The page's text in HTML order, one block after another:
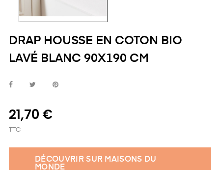
DRAP HOUSSE EN COTON BIO
LAVÉ BLANC 90X190 CM
21,70 €
TTC
DÉCOUVRIR SUR MAISONS DU
MONDE